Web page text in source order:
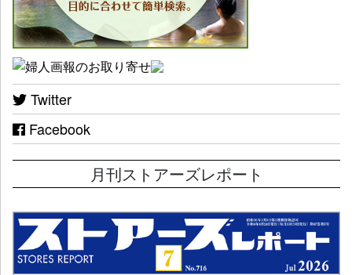
Twitter
Facebook
月刊ストアーズレポート